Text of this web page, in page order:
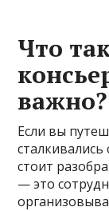
Что
важно?
Если вы
стоит
— это